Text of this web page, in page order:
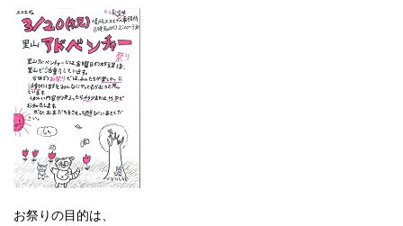
お祭りの目的は、